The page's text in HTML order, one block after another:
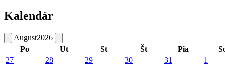
Kalendár
August2026
Po
Ut St Št Pia
27
28
29
30
31
1